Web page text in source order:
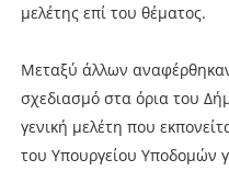
μελέτης επί του θέματος.
Μεταξύ άλλων
σχεδιασμό στα όρια του
γενική μελέτη που
του Υπουργείου Υποδομών